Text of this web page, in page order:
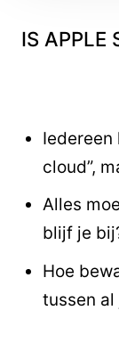
IS APPLE
Iedereen
cloud”,
Alles
blijf je
Hoe
tussen